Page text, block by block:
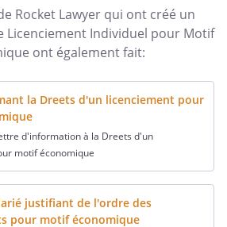
Rocket Lawyer qui ont créé un
Licenciement Individuel pour Motif
ont également fait:
la Dreets d'un licenciement pour
d'information à la Dreets d'un
motif économique
justifiant de l'ordre des
pour motif économique